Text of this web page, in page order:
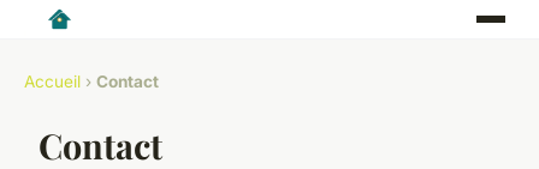
Accueil › Contact
Contact